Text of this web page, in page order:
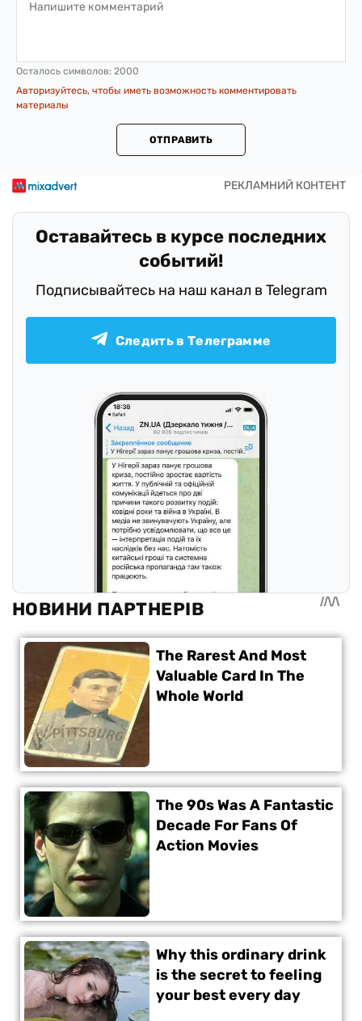
Осталось символов: 2000
Авторизуйтесь, чтобы иметь возможность комментировать
материалы
ОТПРАВИТЬ
Оставайтесь в курсе последних
событий!
Подписывайтесь на наш канал в Telegram
Следить в Телеграмме